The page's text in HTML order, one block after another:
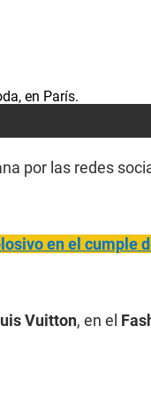
por las redes
en el cumple
Vuitton, en el